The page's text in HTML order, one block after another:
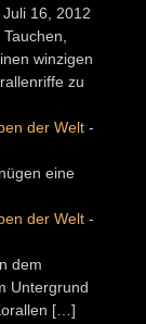
Juli 16, 2012
winzigen
zu
der Welt -
eine
der Welt -
dem
Untergrund
[…]